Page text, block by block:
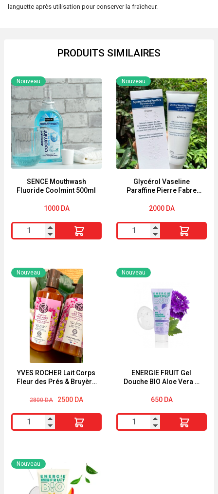
languette après utilisation pour conserver la fraîcheur.
PRODUITS SIMILAIRES
SENCE Mouthwash
Fluoride Coolmint 500ml
Nouveau
1000 DA
quantité
de
Mouthwash
Fluoride
Coolmint
500ml
Glycérol Vaseline
Paraffine Pierre Fabre
Nouveau
2000 DA
quantité
de
Vaseline
Paraffine
YVES ROCHER Lait Corps
Fleur des Prés & Bruyère
Nouveau
2800DA
Le
initial
était :
2800 DA.
2500 DA
Le
actuel
est :
2500 DA.
quantité
de
ROCHER
Lait
ENERGIE FRUIT Gel
Douche BIO Aloe Vera &
Nouveau
650 DA
quantité
de
Nouveau